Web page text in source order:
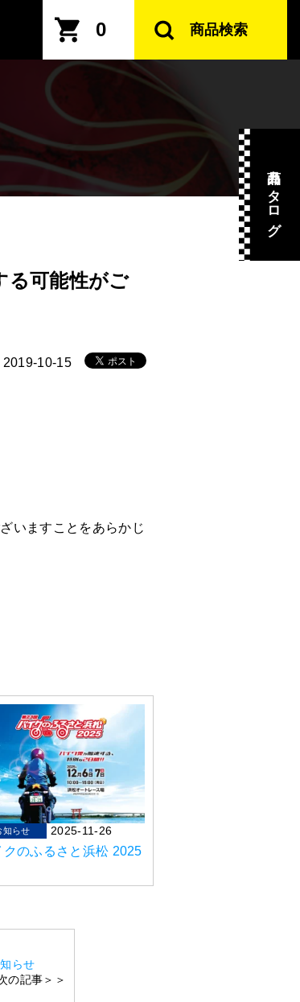
0 商品検索
る可能性がご
2019-10-15
いますことをあらかじ
知らせ 2025-11-26
クのふるさと浜松 2025
らせ
の記事＞＞
商品カタログ